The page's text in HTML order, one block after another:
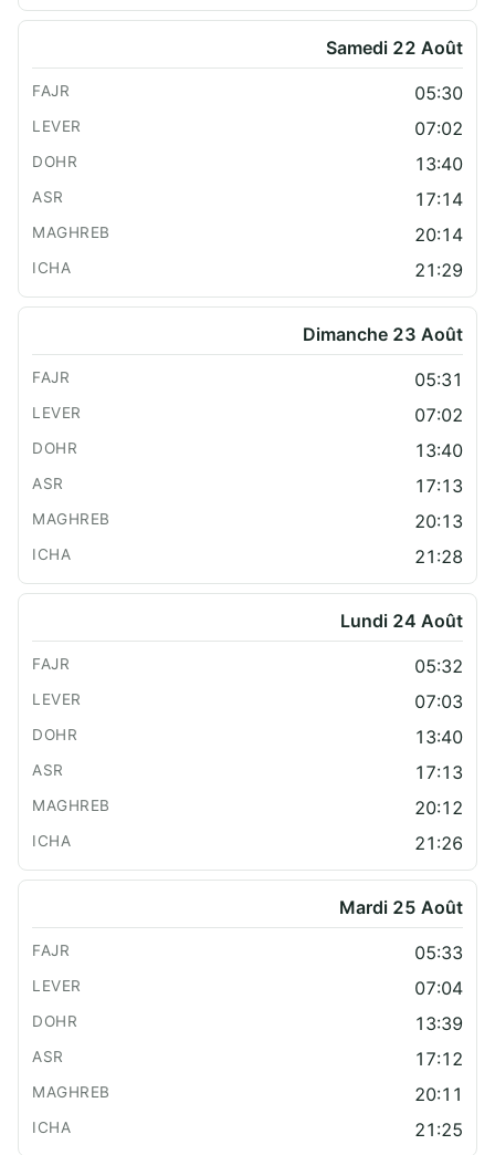
Samedi 22 Août
05:30
07:02
13:40
17:14
20:14
21:29
Dimanche 23 Août
05:31
07:02
13:40
17:13
20:13
21:28
Lundi 24 Août
05:32
07:03
13:40
17:13
20:12
21:26
Mardi 25 Août
05:33
07:04
13:39
17:12
20:11
21:25